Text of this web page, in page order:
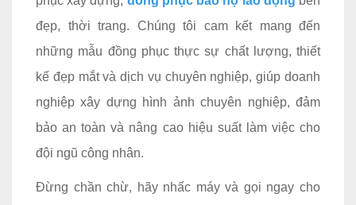
đẹp, thời trang. Chúng tôi cam kết mang đến
những mẫu đồng phục thực sự chất lượng, thiết
kế đẹp mắt và dịch vụ chuyên nghiệp, giúp doanh
nghiệp xây dựng hình ảnh chuyên nghiệp, đảm
bảo an toàn và nâng cao hiệu suất làm việc cho
đội ngũ công nhân.
Đừng chần chừ, hãy nhấc máy và gọi ngay cho